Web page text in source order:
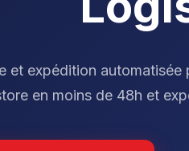
et expédition
en moins de 48h et